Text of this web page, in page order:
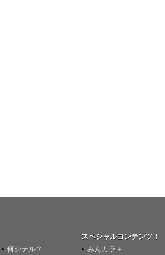
何シテル？
スペシャルコンテンツ！
みんカラ＋